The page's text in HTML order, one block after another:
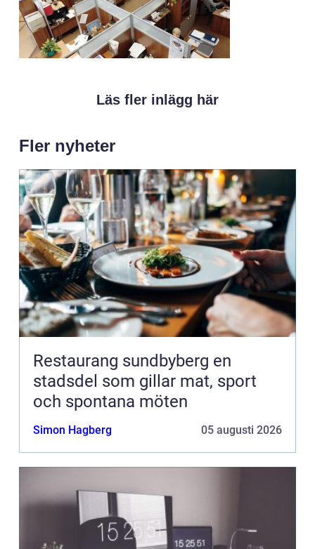
Läs fler inlägg här
Fler nyheter
Restaurang sundbyberg en
stadsdel som gillar mat, sport
och spontana möten
Simon Hagberg 05 augusti 2026